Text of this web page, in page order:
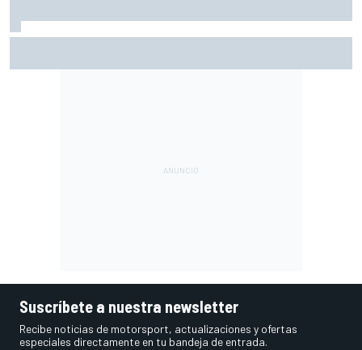
Suscríbete a nuestra newsletter
Recibe noticias de motorsport, actualizaciones y ofertas
especiales directamente en tu bandeja de entrada.